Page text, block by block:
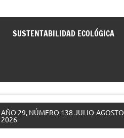
SUSTENTABILIDAD ECOLÓGICA
AÑO 29, NÚMERO 138 JULIO-AGOSTO
2026